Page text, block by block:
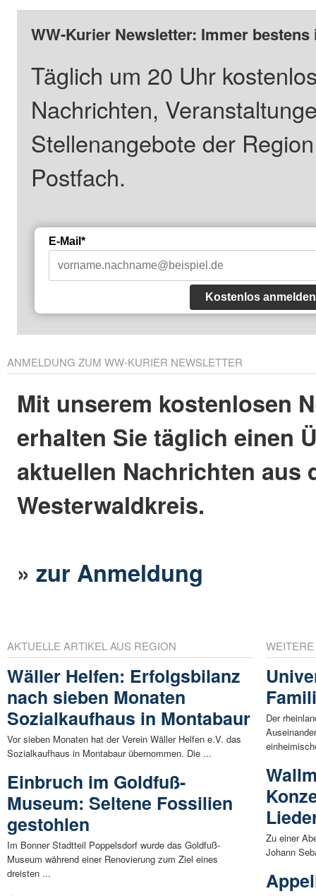
WW-Kurier Newsletter: Immer
Täglich um 20 Uhr
Nachrichten,
Stellenangebote der
Postfach.
E-Mail*
Kostenlos anmelden
ANMELDUNG ZUM WW-KURIER NEWSLETTER
Mit unserem kostenlosen
erhalten Sie täglich einen
aktuellen Nachrichten aus
Westerwaldkreis.
»zur Anmeldung
AKTUELLE ARTIKEL AUS REGION
Wäller Helfen: Erfolgsbilanz
nach sieben Monaten
Sozialkaufhaus in Montabaur
Vor sieben Monaten hat der Verein Wäller Helfen e.V. das
Sozialkaufhaus in Montabaur übernommen. Die ...
Einbruch im Goldfuß-
Museum: Seltene Fossilien
gestohlen
Im Bonner Stadtteil Poppelsdorf wurde das Goldfuß-
Museum während einer Renovierung zum Ziel eines
dreisten ...
Der
Zu einer
Johann